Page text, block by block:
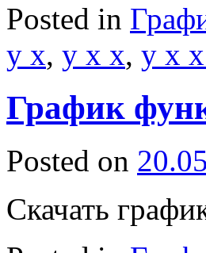
Posted in
y x, y x x, y x
График
Posted on
Скачать